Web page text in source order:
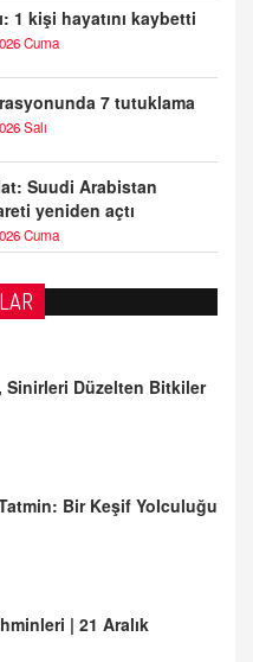
1 kişi hayatını kaybetti
Cuma
7 tutuklama
Salı
Suudi Arabistan
yeniden açtı
Cuma
Bir Keşif Yolculuğu
| 21 Aralık
ile İlgili Bilinmesi